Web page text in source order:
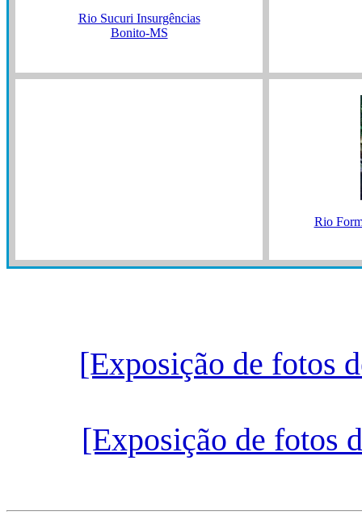
Rio Sucuri Insurgências
Bonito-MS
Rio
[Exposição de fotos
[Exposição de fotos